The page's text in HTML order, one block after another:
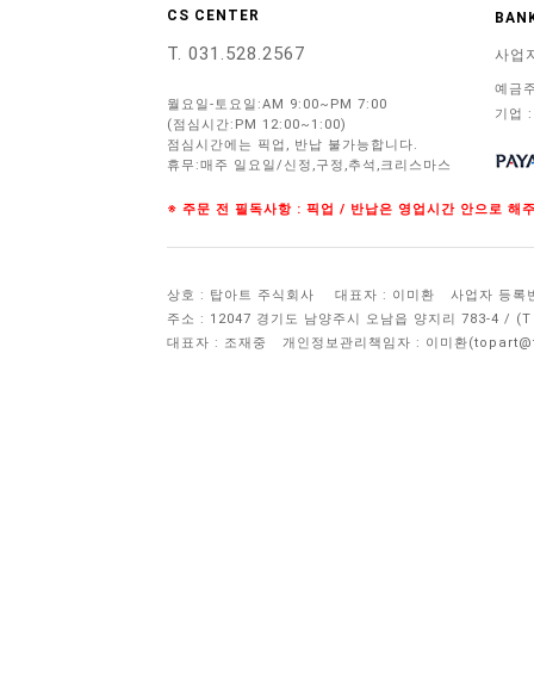
CS CENTER
T. 031.528.2567
월요일-토요일:AM 9:00~PM 7:00
(점심시간:PM 12:00~1:00)
점심시간에는 픽업, 반납 불가능합니다.
휴무:매주 일요일/신정,구정,추석,크리스마스
사업
예금
기업
※ 주문 전 필독사항 : 픽업 / 반납은 영업시간 안으로 해
상호 : 탑아트 주식회사 대표자 : 이미환
사업자 등록
주소 : 12047 경기도 남양주시 오남읍 양지리 783-4 /
대표자 : 조재중
개인정보관리책임자 : 이미환